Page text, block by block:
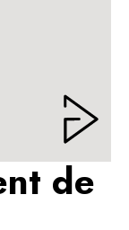
de